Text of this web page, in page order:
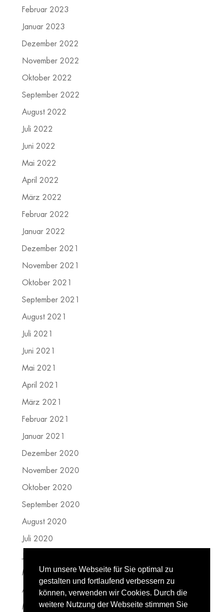
Februar 2023
Januar 2023
Dezember 2022
November 2022
Oktober 2022
September 2022
August 2022
Juli 2022
Juni 2022
Mai 2022
April 2022
März 2022
Februar 2022
Januar 2022
Dezember 2021
November 2021
Oktober 2021
September 2021
August 2021
Juli 2021
Juni 2021
Mai 2021
April 2021
März 2021
Februar 2021
Januar 2021
Dezember 2020
November 2020
Oktober 2020
September 2020
August 2020
Juli 2020
Mai 2020
April 2020
März 2020
Um unsere Webseite für Sie optimal zu
gestalten und fortlaufend verbessern zu
können, verwenden wir Cookies. Durch die
weitere Nutzung der Webseite stimmen Sie